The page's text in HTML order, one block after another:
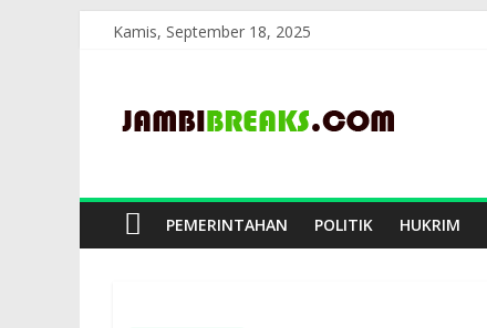
Kamis, September 18, 2025
JambiBreaks
PEMERINTAHAN POLITIK HUKRIM